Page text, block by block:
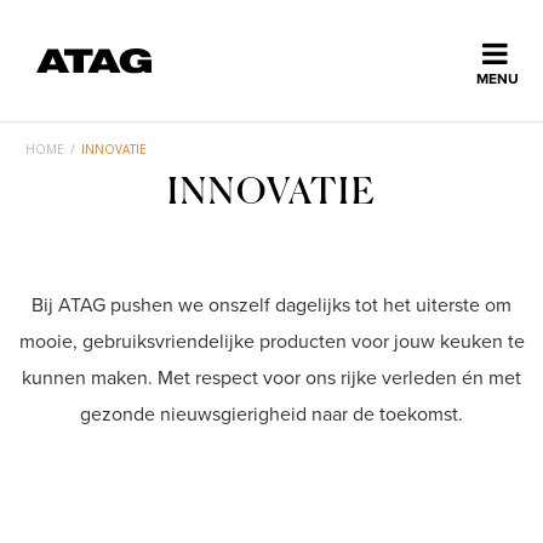
MENU
Ontdek ATAG
Inspiratie
HOME / INNOVATIE
INNOVATIE
Bij ATAG pushen we onszelf dagelijks tot het uiterste om
mooie, gebruiksvriendelijke producten voor jouw keuken te
kunnen maken. Met respect voor ons rijke verleden én met
gezonde nieuwsgierigheid naar de toekomst.